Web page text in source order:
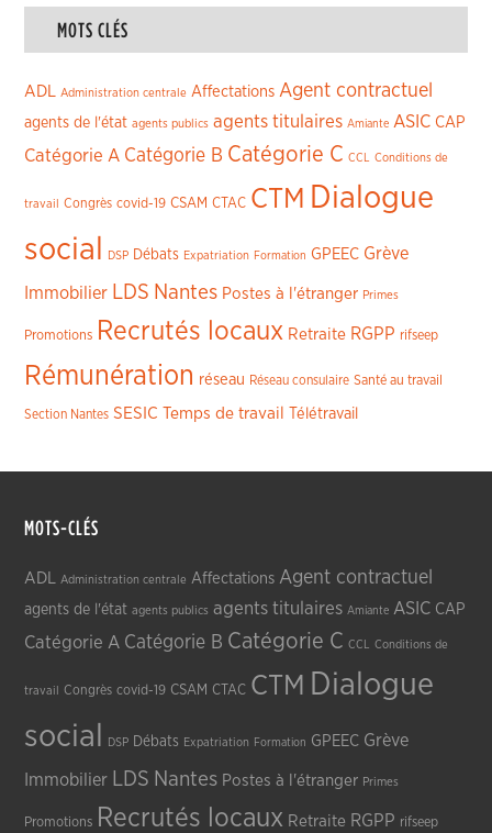
MOTS CLÉS
ADL Administration centrale Affectations Agent contractuel
agents de l'état agents publics agents titulaires Amiante ASIC CAP
Catégorie A Catégorie B Catégorie C CCL Conditions de
travail Congrès covid-19 CSAM CTAC CTM Dialogue
social
DSP Débats Expatriation Formation GPEEC Grève
Immobilier LDS Nantes Postes à l'étranger Primes
Promotions Recrutés locaux Retraite RGPP rifseep
Rémunération réseau Réseau consulaire Santé au travail
Section Nantes SESIC Temps de travail Télétravail
MOTS-CLÉS
ADL Administration centrale Affectations Agent contractuel
agents de l'état agents publics agents titulaires Amiante ASIC CAP
Catégorie A Catégorie B Catégorie C CCL Conditions de
travail Congrès covid-19 CSAM CTAC CTM Dialogue
social
DSP Débats Expatriation Formation GPEEC Grève
Immobilier LDS Nantes Postes à l'étranger Primes
Promotions Recrutés locaux Retraite RGPP rifseep